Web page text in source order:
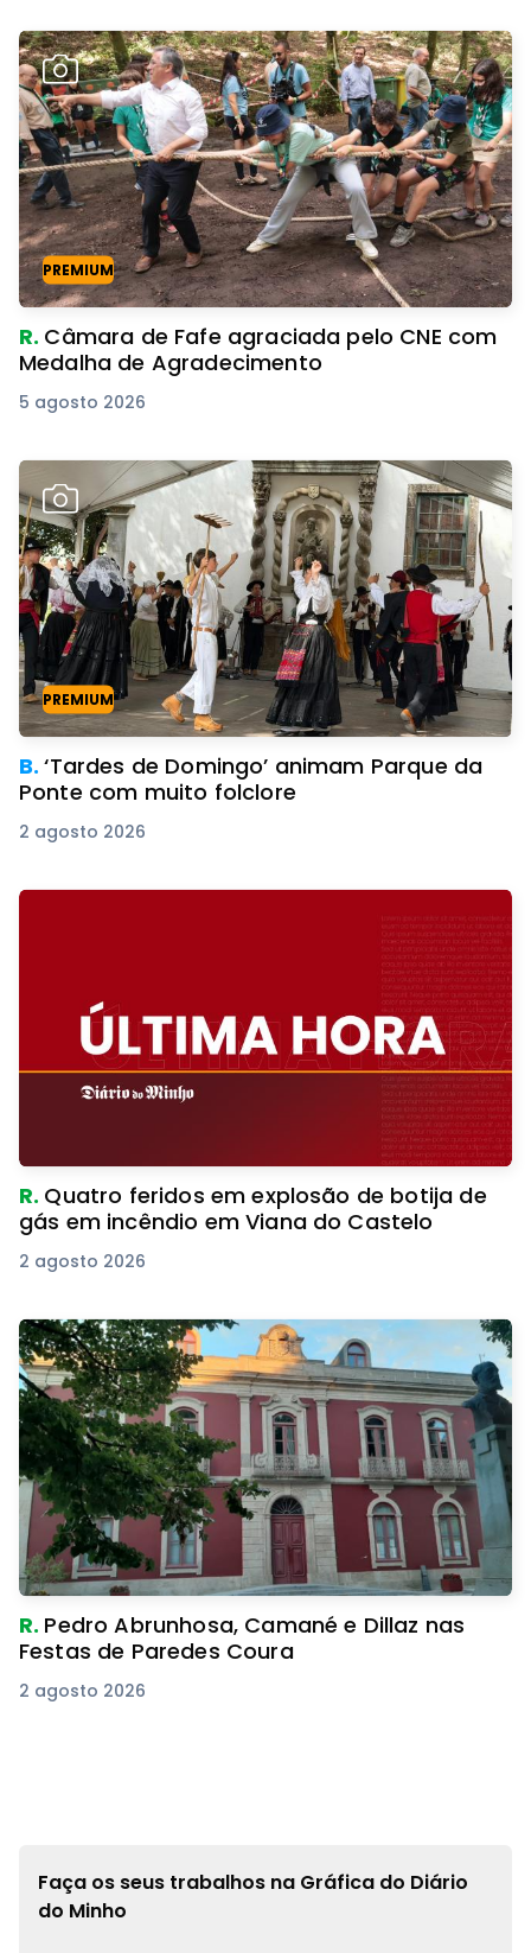
PREMIUM
R. Câmara de Fafe agraciada pelo CNE com
Medalha de Agradecimento
5 agosto 2026
PREMIUM
B.‘Tardes de Domingo’ animam Parque da
Ponte com muito folclore
2 agosto 2026
R. Quatro feridos em explosão de botija de
gás em incêndio em Viana do Castelo
2 agosto 2026
R. Pedro Abrunhosa, Camané e Dillaz nas
Festas de Paredes Coura
2 agosto 2026
Faça os seus trabalhos na Gráfica do Diário
do Minho